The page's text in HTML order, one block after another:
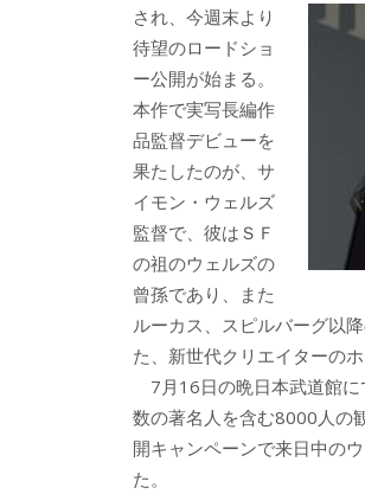
され、今週末より
待望のロードショ
ー公開が始まる。
本作で実写長編作
品監督デビューを
果たしたのが、サ
イモン・ウェルズ
監督で、彼はＳＦ
の祖のウェルズの
曾孫であり、また
ルーカス、スピルバーグ以
た、新世代クリエイターのホ
7月16日の晩日本武道館に
数の著名人を含む8000人の
開キャンペーンで来日中の
た。